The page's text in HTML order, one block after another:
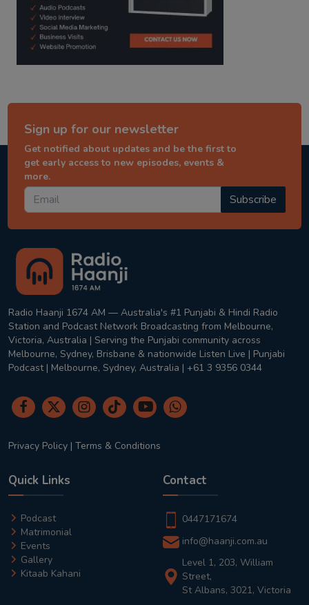
Sign up for our newsletter
Get notified about updates and be the first to
get early access to new episodes, events &
more.
Subscribe
Radio Haanji 1674 AM — Australia's #1 Punjabi & Hindi Radio
Station and Podcast Network Broadcasting from Melbourne,
Victoria, Australia | Serving the Punjabi community across
Melbourne, Sydney, Brisbane & nationwide Listen Live | Punjabi
Podcast | Melbourne, Sydney, Australia | +61 3 9356 0344
Privacy Policy | Terms & Conditions
Quick Links
Podcast
Matrimonial
Events
Gallery
Kitaab Kahani
Contact
0447171674
info@haanji.com.au
Level 1, 203, William
Street,
St Albans, 3021, Victoria